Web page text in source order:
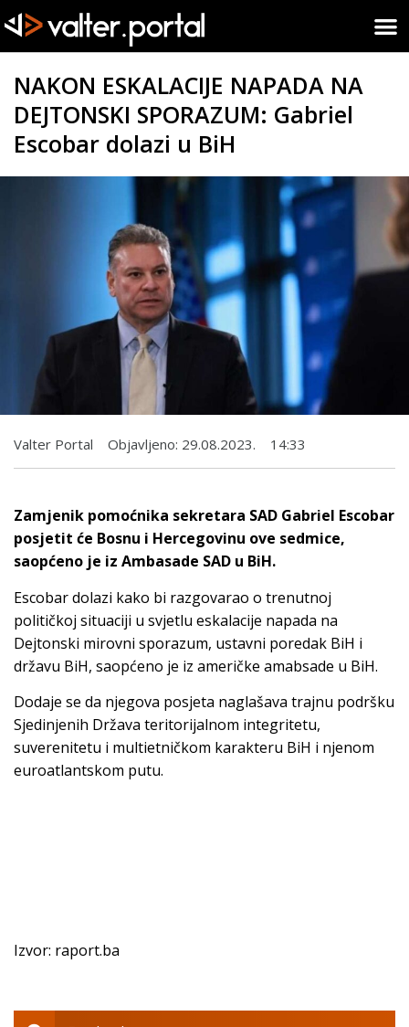
NAKON ESKALACIJE NAPADA NA
DEJTONSKI SPORAZUM: Gabriel
Escobar dolazi u BiH
Valter Portal Objavljeno: 29.08.2023. 14:33
Zamjenik pomoćnika sekretara SAD Gabriel Escobar
posjetit će Bosnu i Hercegovinu ove sedmice,
saopćeno je iz Ambasade SAD u BiH.
Escobar dolazi kako bi razgovarao o trenutnoj
političkoj situaciji u svjetlu eskalacije napada na
Dejtonski mirovni sporazum, ustavni poredak BiH i
državu BiH, saopćeno je iz američke amabsade u BiH.
Dodaje se da njegova posjeta naglašava trajnu podršku
Sjedinjenih Država teritorijalnom integritetu,
suverenitetu i multietničkom karakteru BiH i njenom
euroatlantskom putu.
Izvor: raport.ba